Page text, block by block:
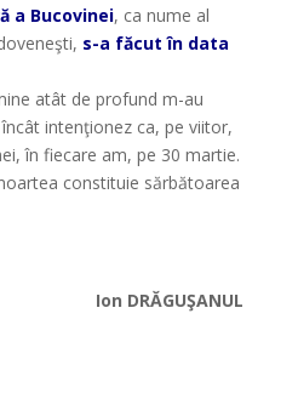
a Bucovinei, ca nume al
s-a făcut în data
atât de profund m-au
intenţionez ca, pe viitor,
în fiecare am, pe 30 martie.
constituie sărbătoarea
Ion DRĂGUŞANUL